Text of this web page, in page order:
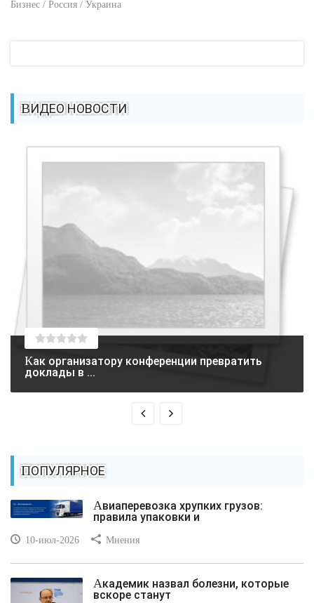
Бизнес / Россия / Украина
ВИДЕО НОВОСТИ
Как организатору конференции превратить
доклады в ...
ПОПУЛЯРНОЕ
Авиаперевозка хрупких грузов:
правила упаковки и
10-июл-2026 Мнения
Академик назвал болезни, которые
вскоре станут